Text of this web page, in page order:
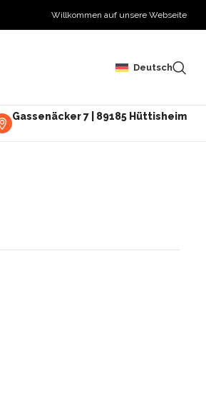
Willkommen auf unsere Webseite
Deutsch
Gassenäcker 7 | 89185 Hüttisheim